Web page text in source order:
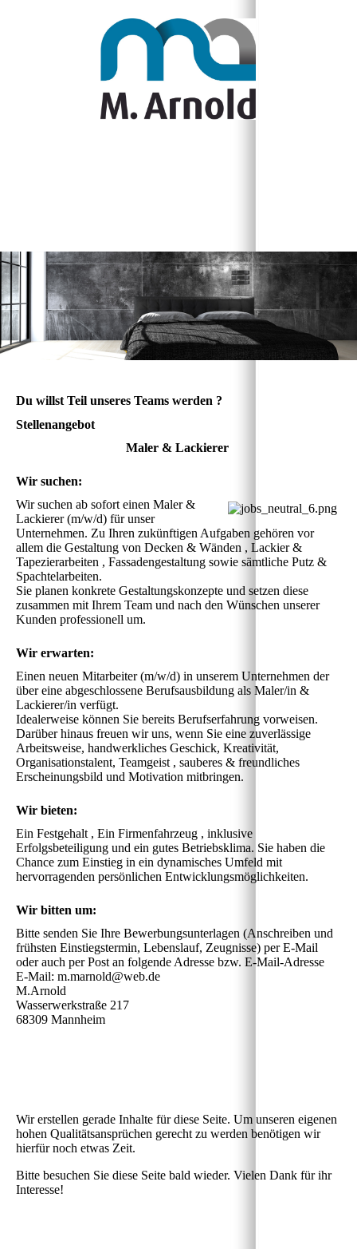
Du willst Teil unseres Teams werden ?
Stellenangebot
Maler & Lackierer
Wir suchen:
Wir suchen ab sofort einen Maler &
Lackierer (m/w/d) für unser
Unternehmen. Zu Ihren zukünftigen Aufgaben gehören vor
allem die Gestaltung von Decken & Wänden , Lackier &
Tapezierarbeiten , Fassadengestaltung sowie sämtliche Putz &
Spachtelarbeiten.
Sie planen konkrete Gestaltungskonzepte und setzen diese
zusammen mit Ihrem Team und nach den Wünschen unserer
Kunden professionell um.
Wir erwarten:
Einen neuen Mitarbeiter (m/w/d) in unserem Unternehmen der
über eine abgeschlossene Berufsausbildung als Maler/in &
Lackierer/in verfügt.
Idealerweise können Sie bereits Berufserfahrung vorweisen.
Darüber hinaus freuen wir uns, wenn Sie eine zuverlässige
Arbeitsweise, handwerkliches Geschick, Kreativität,
Organisationstalent, Teamgeist , sauberes & freundliches
Erscheinungsbild und Motivation mitbringen.
Wir bieten:
Ein Festgehalt , Ein Firmenfahrzeug , inklusive
Erfolgsbeteiligung und ein gutes Betriebsklima. Sie haben die
Chance zum Einstieg in ein dynamisches Umfeld mit
hervorragenden persönlichen Entwicklungsmöglichkeiten.
Wir bitten um:
Bitte senden Sie Ihre Bewerbungsunterlagen (Anschreiben und
frühsten Einstiegstermin, Lebenslauf, Zeugnisse) per E-Mail
oder auch per Post an folgende Adresse bzw. E-Mail-Adresse
E-Mail: m.marnold@web.de
M.Arnold
Wasserwerkstraße 217
68309 Mannheim
Wir erstellen gerade Inhalte für diese Seite. Um unseren eigenen
hohen Qualitätsansprüchen gerecht zu werden benötigen wir
hierfür noch etwas Zeit.
Bitte besuchen Sie diese Seite bald wieder. Vielen Dank für ihr
Interesse!